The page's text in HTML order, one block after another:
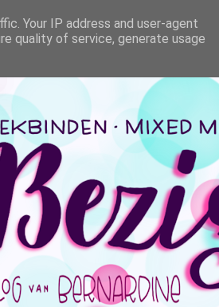
Your IP address and user-agent
quality of service, generate usage